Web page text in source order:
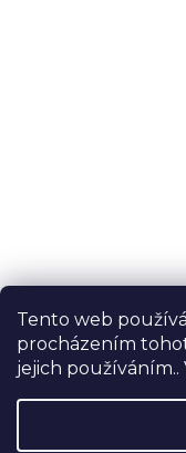
Tento web
procházením
jejich